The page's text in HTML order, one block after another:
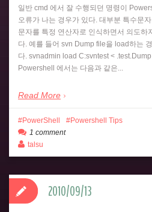
일반 cmd 에서 잘 수행되던 명령이
오류가 나는 경우가 있다. 대부분 특수문
문자를 특정 연산자로 인식하면서 의도하
다. 예를 들어 svn Dump file을 load하는
다. svnadmin load C:svntest <
Powershell 에서는 다음과 같은...
Read More
PowerShell
Powershell Tips
1 comment
talsu
2010/09/13